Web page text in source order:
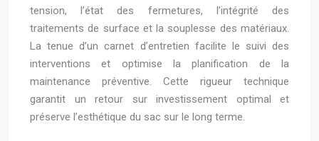
tension, l’état des fermetures, l’intégrité des
traitements de surface et la souplesse des matériaux.
La tenue d’un carnet d’entretien facilite le suivi des
interventions et optimise la planification de la
maintenance préventive. Cette rigueur technique
garantit un retour sur investissement optimal et
préserve l’esthétique du sac sur le long terme.